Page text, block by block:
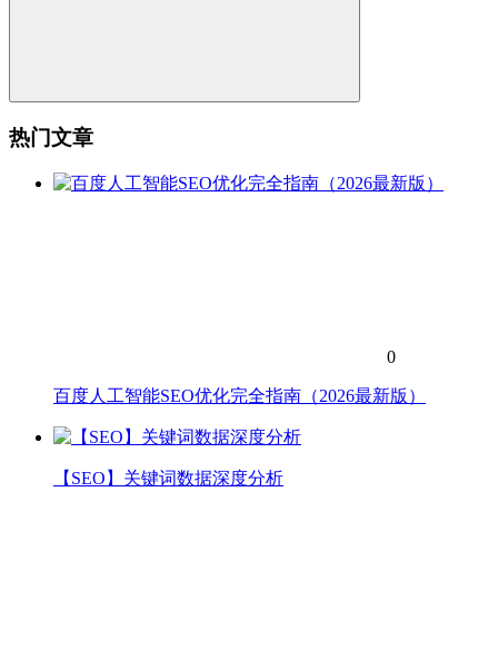
热门文章
0
百度人工智能SEO优化完全指南（2026最新版）
【SEO】关键词数据深度分析